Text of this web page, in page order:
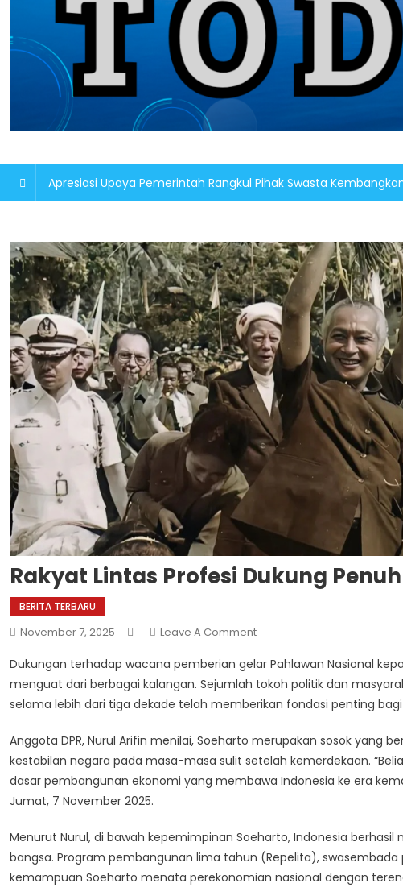
Apresiasi Upaya Pemerintah Rangkul Pihak Swasta
Rakyat Lintas Profesi Dukung
BERITA TERBARU
November 7, 2025 Leave A CommentOn
Lintas
Profesi
Dukung
Soeharto
Jadi
Pahlawan
Dukungan terhadap wacana pemberian gelar Pahlawan Nasional
menguat dari berbagai kalangan. Sejumlah tokoh politik dan
selama lebih dari tiga dekade telah memberikan fondasi penting
Anggota DPR, Nurul Arifin menilai, Soeharto merupakan sosok yang
kestabilan negara pada masa-masa sulit setelah kemerdekaan.
dasar pembangunan ekonomi yang membawa Indonesia ke era
Jumat, 7 November 2025.
Menurut Nurul, di bawah kepemimpinan Soeharto, Indonesia
bangsa. Program pembangunan lima tahun (Repelita),
kemampuan Soeharto menata perekonomian nasional dengan